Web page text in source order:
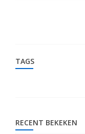
TAGS
RECENT BEKEKEN